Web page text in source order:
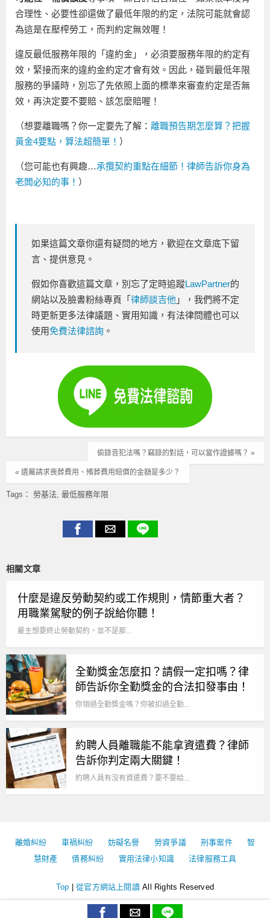
合理性、必要性卻還做了最低年限的約定，法院可能就會認
為這是在壓榨勞工，而判約定無效喔！
違反最低服務年限的「違約金」，必須要服務年限的約定有
效，緊接而來的違約金約定才會有效。因此，碰到最低年限
服務的爭議時，別忘了先依照上面的標準來審查約定是否無
效，再決定要不要賠、該怎麼賠喔！
（想要離職嗎？你一定要先了解： 離職預告期怎麼算？把握
黃金4要點，算法超簡單！ ）
（您可能也有興趣…承攬契約重點在細節！律師告訴你身為
老闆必知的事！ ）
如果這篇文章你還有疑問的地方，歡迎在文章底下留
言、提供意見。
假如你喜歡這篇文章，別忘了定時追蹤LawPartner的
網站以及臉書粉絲專頁「 律師談吉他 」，我們將不定
時更新更多法律議題、實用知識，有法律問體也可以
使用免費法律諮詢 。
偷錄音犯法嗎？竊錄的對話，可以當作證據嗎？ »
« 遺屬請求喪葬費用、殯葬費用賠償的金額是多少？
Tags： 勞基法 最低服務年限
相關文章
什麼是違反勞動契約或工作規則，情節重大者？
用職業駕駛的例子說給你聽！
雇主想要終止勞動契約，並不是那...
全勤獎金怎麼扣？請假一定扣嗎？律
師告訴你全勤獎金的合法扣發事由！
你領過全勤獎金嗎？你被扣過全勤...
約聘人員離職能不能拿資遣費？律師
告訴你判定兩大關鍵！
約聘人員有沒有資遣費？要不要給...
離婚糾紛 車禍糾紛 妨礙名譽 勞資爭議 刑事案件
智
慧財產
債務糾紛 實用法律小知識 法律服務工具
Top |從官方網站上閱讀All Rights Reserved